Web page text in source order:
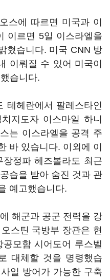
스에 따르면 미국과 이
이르면 5일 이스라엘을
혔습니다. 미국 CNN 방
이뤄질 수 있어 미국이
습니다.
테헤란에서 팔레스타인
지도자 이스마일 하니
는 이스라엘을 공격 주
바 있습니다. 이외에 이
정파 헤즈볼라도 최근
습을 받아 숨진 것과 관
예고했습니다.
해군과 공군 전력을 강
스틴 국방부 장관은 현
모함 시어도어 루스벨
대체할 것을 명령했습
일 방어가 가능한 구축